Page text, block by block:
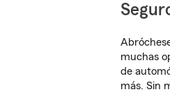
muchas
de
más. Sin